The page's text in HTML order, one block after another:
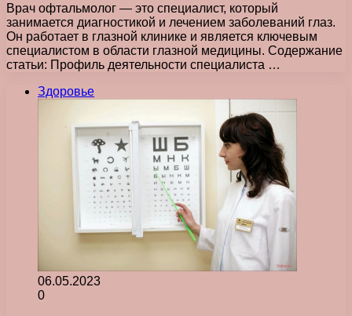
Врач офтальмолог — это специалист, который
занимается диагностикой и лечением заболеваний глаз.
Он работает в глазной клинике и является ключевым
специалистом в области глазной медицины. Содержание
статьи: Профиль деятельности специалиста …
Здоровье
06.05.2023
0